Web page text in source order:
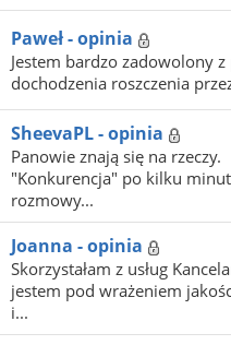
Paweł - opinia
Jestem bardzo zadowolony z
dochodzenia roszczenia
SheevaPL - opinia
Panowie znają się na rzeczy.
"Konkurencja" po kilku
rozmowy...
Joanna - opinia
Skorzystałam z usług
jestem pod wrażeniem
i...